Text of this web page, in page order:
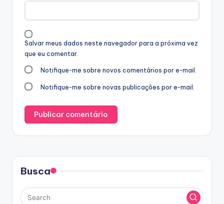
Salvar meus dados neste navegador para a próxima vez
que eu comentar.
Notifique-me sobre novos comentários por e-mail.
Notifique-me sobre novas publicações por e-mail.
Busca